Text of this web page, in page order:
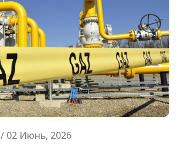
/ 02 Июнь, 2026